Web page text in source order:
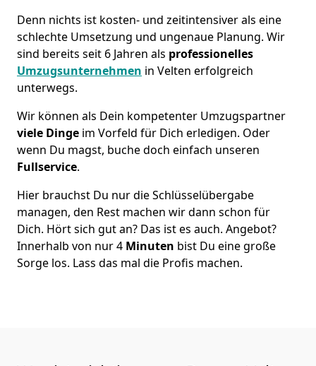
Denn nichts ist kosten- und zeitintensiver als eine
schlechte Umsetzung und ungenaue Planung. Wir
sind bereits seit 6 Jahren als professionelles
Umzugsunternehmen in Velten erfolgreich
unterwegs.
Wir können als Dein kompetenter Umzugspartner
viele Dinge im Vorfeld für Dich erledigen. Oder
wenn Du magst, buche doch einfach unseren
Fullservice.
Hier brauchst Du nur die Schlüsselübergabe
managen, den Rest machen wir dann schon für
Dich. Hört sich gut an? Das ist es auch. Angebot?
Innerhalb von nur 4 Minuten bist Du eine große
Sorge los. Lass das mal die Profis machen.